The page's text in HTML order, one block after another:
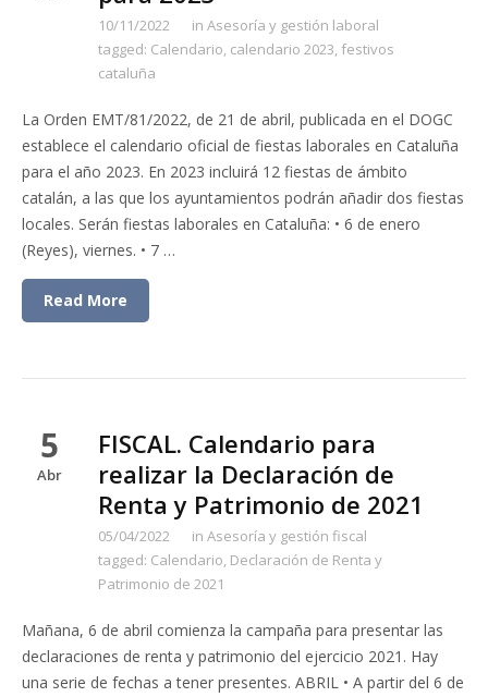
10/11/2022 in Asesoría y gestión laboral
tagged: Calendario, calendario 2023, festivos
cataluña
La Orden EMT/81/2022, de 21 de abril, publicada en el DOGC
establece el calendario oficial de fiestas laborales en Cataluña
para el año 2023. En 2023 incluirá 12 fiestas de ámbito
catalán, a las que los ayuntamientos podrán añadir dos fiestas
locales. Serán fiestas laborales en Cataluña: • 6 de enero
(Reyes), viernes. • 7 …
Read More
5
Abr
FISCAL. Calendario para
realizar la Declaración de
Renta y Patrimonio de 2021
05/04/2022 in Asesoría y gestión fiscal
tagged: Calendario, Declaración de Renta y
Patrimonio de 2021
Mañana, 6 de abril comienza la campaña para presentar las
declaraciones de renta y patrimonio del ejercicio 2021. Hay
una serie de fechas a tener presentes. ABRIL • A partir del 6 de